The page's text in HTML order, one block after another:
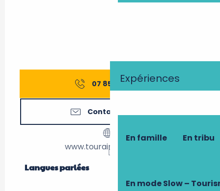
Expériences
En famille En tribu
En mode Slow –
07 85 53 87▒▒
Contactez-nous
www.touraine-a-velo.fr
Langues parlées
Langues parlées